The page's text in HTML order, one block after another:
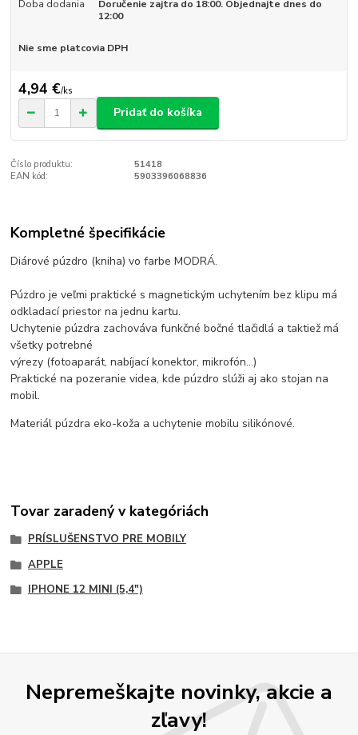
Doba dodania
Doručenie zajtra do 18:00. Objednajte dnes do
12:00
Nie sme platcovia DPH
4,94 €/ks
Pridať do košíka
Číslo produktu:
51418
EAN kód:
5903396068836
Kompletné špecifikácie
Diárové púzdro (kniha) vo farbe MODRÁ.
Púzdro je veľmi praktické s magnetickým uchytením bez klipu má
odkladací priestor na jednu kartu.
Uchytenie púzdra zachováva funkčné bočné tlačidlá a taktiež má
všetky potrebné
výrezy (fotoaparát, nabíjací konektor, mikrofón...)
Praktické na pozeranie videa, kde púzdro slúži aj ako stojan na
mobil.
Materiál púzdra eko-koža a uchytenie mobilu silikónové.
Tovar zaradený v kategóriách
PRÍSLUŠENSTVO PRE MOBILY
APPLE
IPHONE 12 MINI (5,4")
Nepremeškajte novinky, akcie a
zľavy!